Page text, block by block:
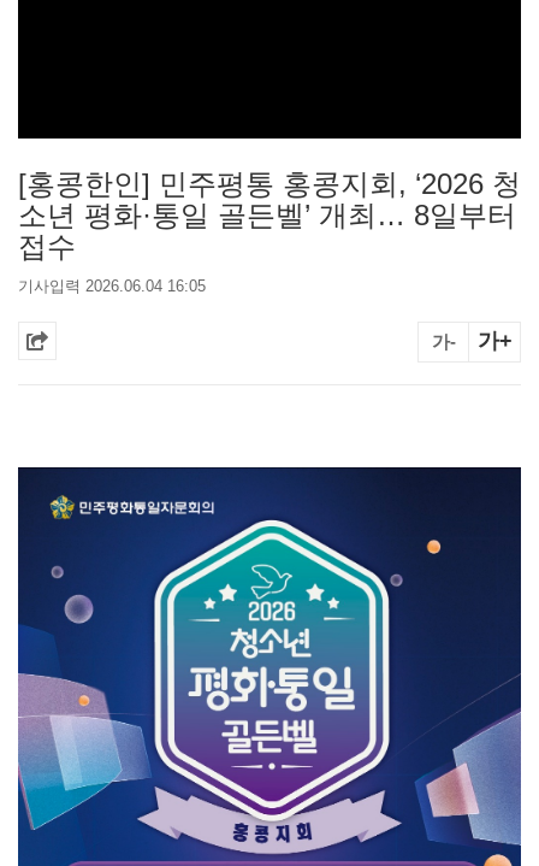
[홍콩한인] 민주평통 홍콩지회, ‘2026 청
소년 평화·통일 골든벨’ 개최… 8일부터
접수
기사입력 2026.06.04 16:05
가- 가+